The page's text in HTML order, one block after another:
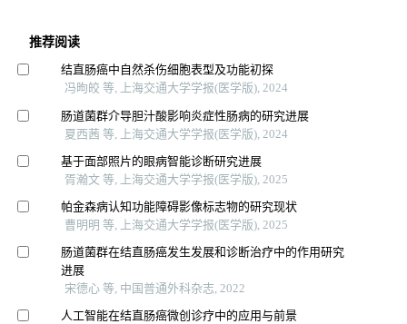
推荐阅读
结直肠癌中自然杀伤细胞表型及功能初探
冯昫皎 等, 上海交通大学学报(医学版), 2024
肠道菌群介导胆汁酸影响炎症性肠病的研究进展
夏西茜 等, 上海交通大学学报(医学版), 2024
基于面部照片的眼病智能诊断研究进展
胥瀚文 等, 上海交通大学学报(医学版), 2025
帕金森病认知功能障碍影像标志物的研究现状
曹明明 等, 上海交通大学学报(医学版), 2025
肠道菌群在结直肠癌发生发展和诊断治疗中的作用研究
进展
宋德心 等, 中国普通外科杂志, 2022
人工智能在结直肠癌微创诊疗中的应用与前景